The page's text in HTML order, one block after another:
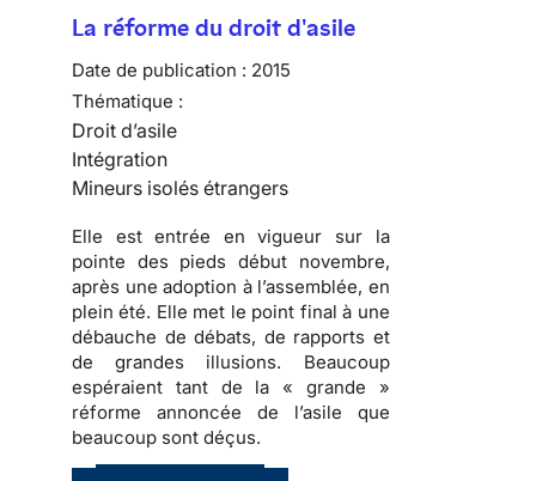
La réforme du droit d'asile
Date de publication : 2015
Thématique :
Droit d’asile
Intégration
Mineurs isolés étrangers
Elle est entrée en vigueur sur la
pointe des pieds début novembre,
après une adoption à l’assemblée, en
plein été. Elle met le point final à une
débauche de débats, de rapports et
de grandes illusions. Beaucoup
espéraient tant de la « grande »
réforme annoncée de l’asile que
beaucoup sont déçus.